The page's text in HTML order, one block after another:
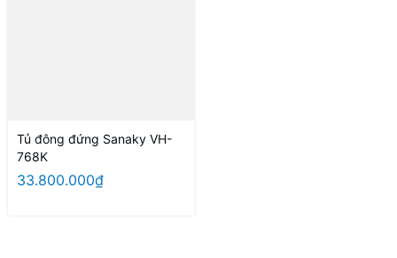
Tủ đông đứng Sanaky VH-
768K
33.800.000₫